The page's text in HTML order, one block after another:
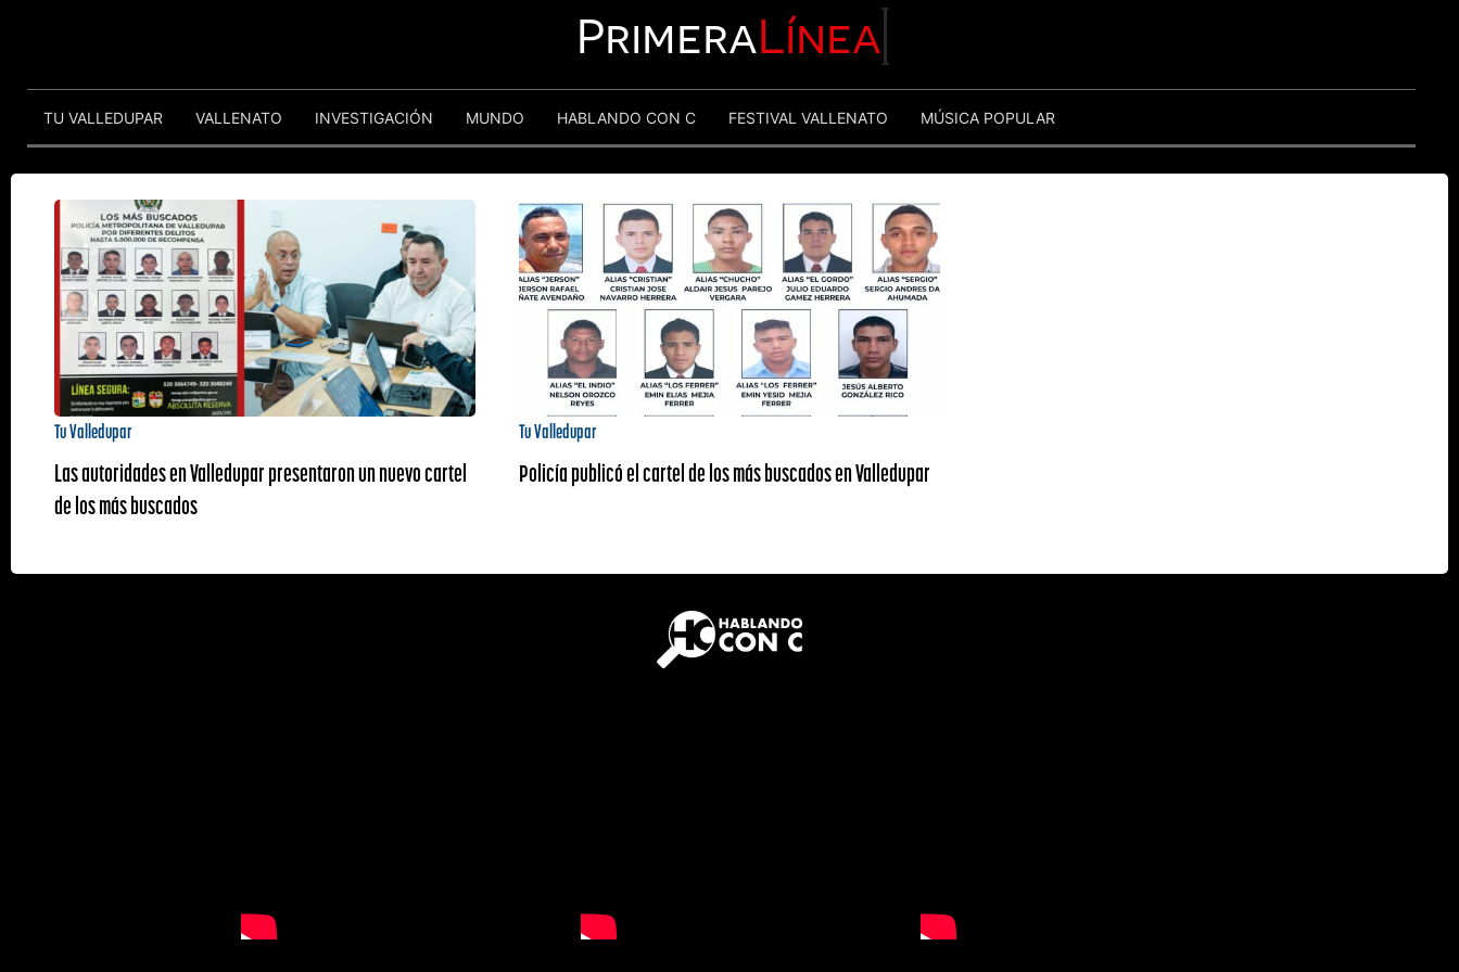
PrimeraLínea
TU VALLEDUPAR VALLENATO INVESTIGACIÓN MUNDO HABLANDO CON C FESTIVAL VALLENATO MÚSICA POPULAR
Tu Valledupar
Las autoridades en Valledupar presentaron un nuevo cartel
de los más buscados
Tu Valledupar
Policía publicó el cartel de los más buscados en Valledupar